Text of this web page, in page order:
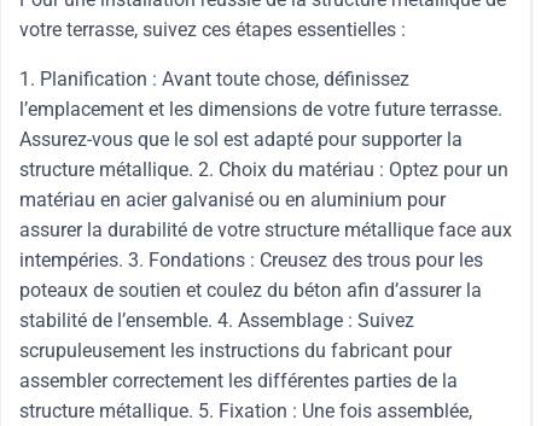
votre terrasse, suivez ces étapes essentielles :
1. Planification : Avant toute chose, définissez
l’emplacement et les dimensions de votre future terrasse.
Assurez-vous que le sol est adapté pour supporter la
structure métallique. 2. Choix du matériau : Optez pour un
matériau en acier galvanisé ou en aluminium pour
assurer la durabilité de votre structure métallique face aux
intempéries. 3. Fondations : Creusez des trous pour les
poteaux de soutien et coulez du béton afin d’assurer la
stabilité de l’ensemble. 4. Assemblage : Suivez
scrupuleusement les instructions du fabricant pour
assembler correctement les différentes parties de la
structure métallique. 5. Fixation : Une fois assemblée,